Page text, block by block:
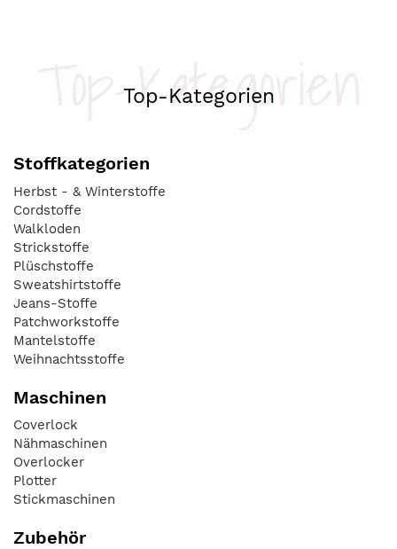
Top-Kategorien
Top-Kategorien
Stoffkategorien
Herbst - & Winterstoffe
Cordstoffe
Walkloden
Strickstoffe
Plüschstoffe
Sweatshirtstoffe
Jeans-Stoffe
Patchworkstoffe
Mantelstoffe
Weihnachtsstoffe
Maschinen
Coverlock
Nähmaschinen
Overlocker
Plotter
Stickmaschinen
Zubehör